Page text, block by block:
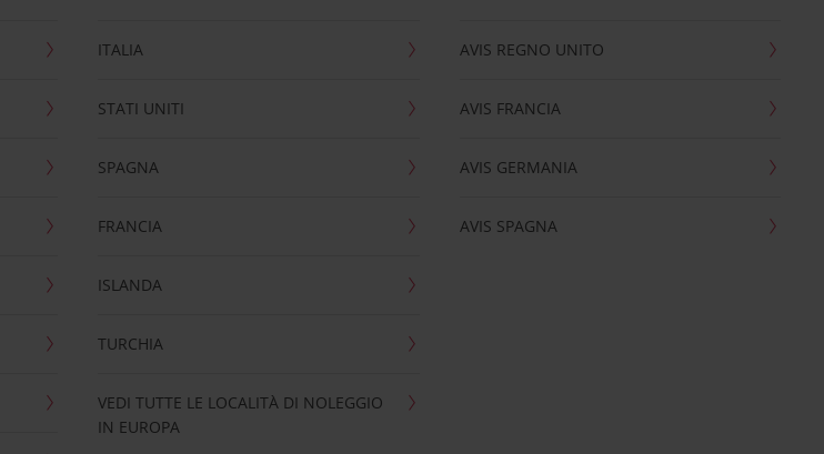
ITALIA
STATI UNITI
SPAGNA
FRANCIA
ISLANDA
TURCHIA
VEDI TUTTE LE LOCALITÀ DI NOLEGGIO
IN EUROPA
AVIS REGNO UNITO
AVIS FRANCIA
AVIS GERMANIA
AVIS SPAGNA